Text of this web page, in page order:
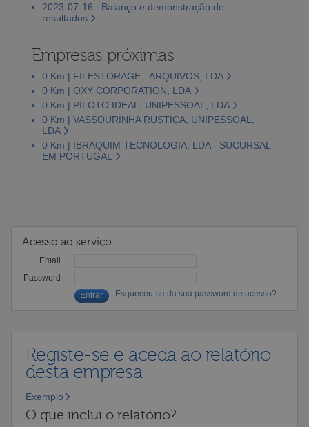
2023-07-16 : Balanço e demonstração de
resultados
Empresas próximas
0 Km | FILESTORAGE - ARQUIVOS, LDA
0 Km | OXY CORPORATION, LDA
0 Km | PILOTO IDEAL, UNIPESSOAL, LDA
0 Km | VASSOURINHA RÚSTICA, UNIPESSOAL,
LDA
0 Km | IBRAQUIM TECNOLOGIA, LDA - SUCURSAL
EM PORTUGAL
Acesso ao serviço:
Email
Password
Esqueceu-se da sua password de acesso?
Registe-se e aceda ao relatório
desta empresa
Exemplo
O que inclui o relatório?